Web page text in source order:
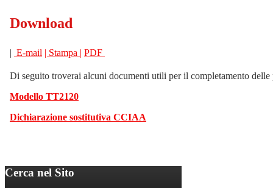
Download
| E-mail | Stampa | PDF
Di seguito troverai alcuni documenti utili per il completamento delle
Modello TT2120
Dichiarazione sostitutiva CCIAA
Cerca nel Sito